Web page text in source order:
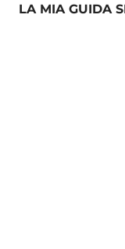
LA MIA GUIDA